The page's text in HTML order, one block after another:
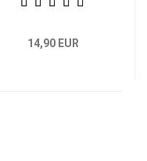
14,90 EUR